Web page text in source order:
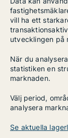
vill ha ett
utvecklingen på
När du
statistiken en
marknaden.
Välj period,
analysera
Se aktuella